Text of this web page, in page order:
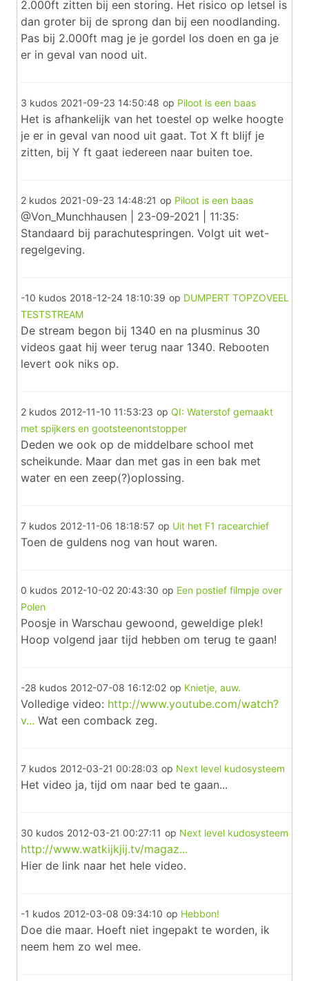
2.000ft zitten bij een storing. Het risico op letsel is
dan groter bij de sprong dan bij een noodlanding.
Pas bij 2.000ft mag je je gordel los doen en ga je
er in geval van nood uit.
3 kudos 2021-09-23 14:50:48 op Piloot is een baas
Het is afhankelijk van het toestel op welke hoogte
je er in geval van nood uit gaat. Tot X ft blijf je
zitten, bij Y ft gaat iedereen naar buiten toe.
2 kudos 2021-09-23 14:48:21 op Piloot is een baas
@Von_Munchhausen | 23-09-2021 | 11:35:
Standaard bij parachutespringen. Volgt uit wet-
regelgeving.
-10 kudos 2018-12-24 18:10:39 op DUMPERT TOPZOVEEL
TESTSTREAM
De stream begon bij 1340 en na plusminus 30
videos gaat hij weer terug naar 1340. Rebooten
levert ook niks op.
2 kudos 2012-11-10 11:53:23 op QI: Waterstof gemaakt
met spijkers en gootsteenontstopper
Deden we ook op de middelbare school met
scheikunde. Maar dan met gas in een bak met
water en een zeep(?)oplossing.
7 kudos 2012-11-06 18:18:57 op Uit het F1 racearchief
Toen de guldens nog van hout waren.
0 kudos 2012-10-02 20:43:30 op Een postief filmpje over
Polen
Poosje in Warschau gewoond, geweldige plek!
Hoop volgend jaar tijd hebben om terug te gaan!
-28 kudos 2012-07-08 16:12:02 op Knietje, auw.
Volledige video: http://www.youtube.com/watch?
v... Wat een comback zeg.
7 kudos 2012-03-21 00:28:03 op Next level kudosysteem
Het video ja, tijd om naar bed te gaan...
30 kudos 2012-03-21 00:27:11 op Next level kudosysteem
http://www.watkijkjij.tv/magaz...
Hier de link naar het hele video.
-1 kudos 2012-03-08 09:34:10 op Hebbon!
Doe die maar. Hoeft niet ingepakt te worden, ik
neem hem zo wel mee.